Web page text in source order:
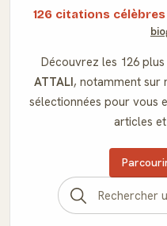
126 citations célèbres
Découvrez les 126
ATTALI, notamment sur
sélectionnées pour vous
articles